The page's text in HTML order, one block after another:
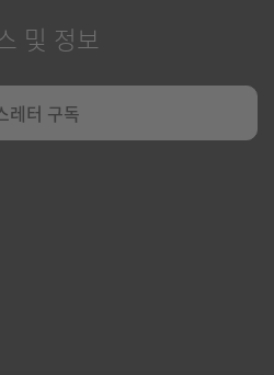
및 정보
레터 구독